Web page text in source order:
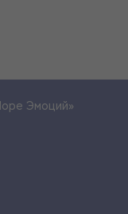
Эмоций»